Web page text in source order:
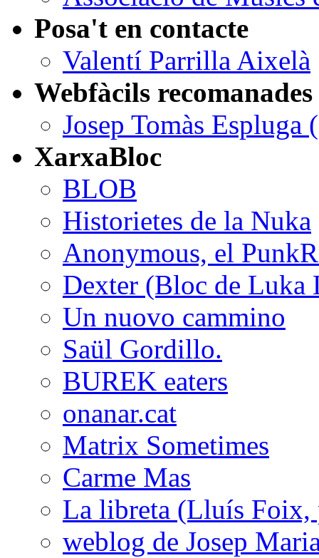
Posa't en contacte
Valentí Parrilla Aixelà
Webfàcils recomanades
Josep Tomàs
XarxaBloc
BLOB
Historietes de la Nuka
Anonymous, el
Dexter (Bloc de Luka
Un nuovo cammino
Saül Gordillo.
BUREK eaters
onanar.cat
Matrix Sometimes
Carme Mas
La libreta (Lluís Foix,
weblog de Josep